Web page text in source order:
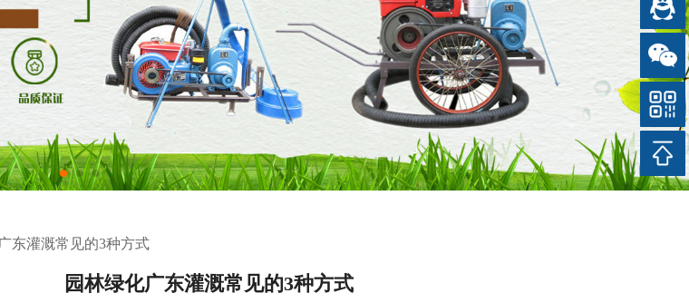
东灌溉常见的3种方式
园林绿化广东灌溉常见的3种方式